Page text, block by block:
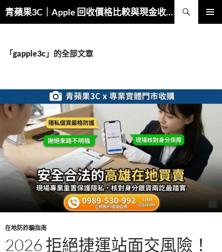
至
青蘋果3C｜Apple 回收價格比較與現金收購
搜
尋
「gapple3c」的全部文章
在地防詐騙指南
2026 拒絕捷運站面交風險！